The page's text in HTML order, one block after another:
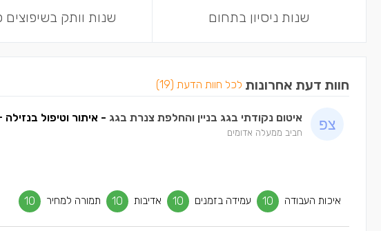
שנות ניסיון בתחום שנות וותק בשיפוצים
חוות דעת אחרונות לכל חוות הדעת (19)
איטום נקודתי בגג בניין והחלפת צנרת בגג - איתור וטיפול
חביב ממעלה אדומים
איכות העבודה 10 עמידה בזמנים 10 אדיבות 10 תמורה למחיר 10